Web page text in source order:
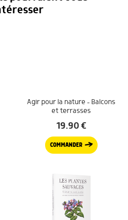
Agir pour la nature – Balcons
et terrasses
19.90€
COMMANDER